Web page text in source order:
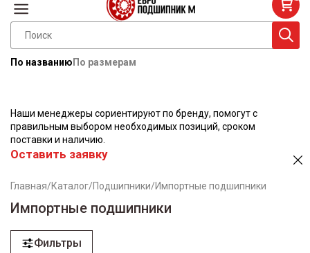
По названию По размерам
Наши менеджеры сориентируют по бренду, помогут с
правильным выбором необходимых позиций, сроком
поставки и наличию.
Оставить заявку
Главная/Каталог/Подшипники/Импортные подшипники
Импортные подшипники
Фильтры